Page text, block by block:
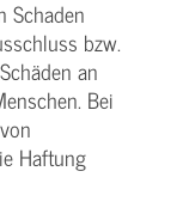
Schaden
bzw.
an
Bei
Haftung